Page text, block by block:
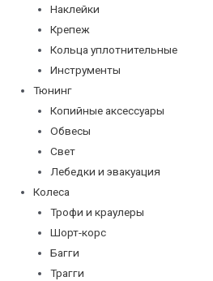
Наклейки
Крепеж
Кольца уплотнительные
Инструменты
Тюнинг
Копийные аксессуары
Обвесы
Свет
Лебедки и эвакуация
Колеса
Трофи и краулеры
Шорт-корс
Багги
Трагги